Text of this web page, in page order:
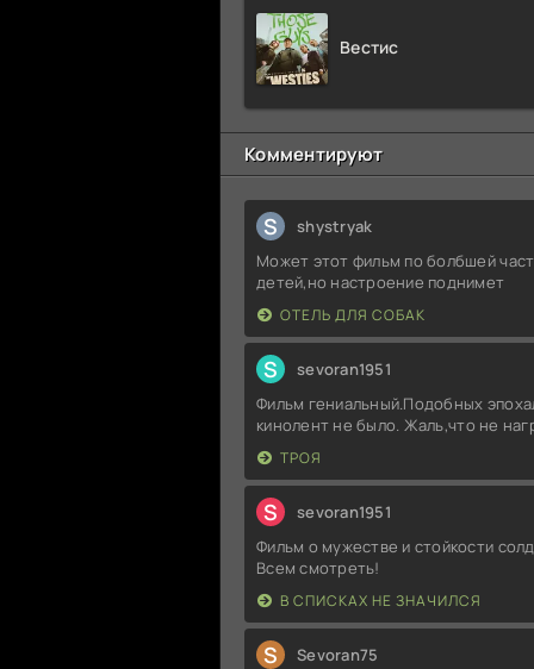
Вестис
Комментируют
S shystryak
Может этот фильм по болбшей
детей,но настроение поднимет
ОТЕЛЬ ДЛЯ СОБАК
S sevoran1951
Фильм гениальный.Подобных
кинолент не было. Жаль,что не
ТРОЯ
S sevoran1951
Фильм о мужестве и стойкости
Всем смотреть!
В СПИСКАХ НЕ ЗНАЧИЛСЯ
S Sevoran75